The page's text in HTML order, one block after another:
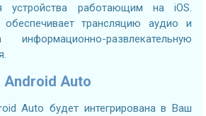
устройства работающим на iOS.
обеспечивает трансляцию аудио и
развлекательную
Android Auto
Auto будет интегрирована в Ваш